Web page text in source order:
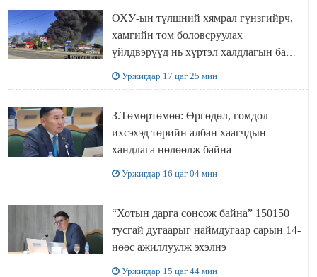
ОХУ-ын түлшний хямрал гүнзгийрч,
хамгийн том боловсруулах
үйлдвэрүүд нь хүртэл халдлагын бай
Уржигдар 17 цаг 25 мин
З.Төмөртөмөө: Өргөдөл, гомдол
ихсэхэд төрийн албан хаагчдын
хандлага нөлөөлж байна
Уржигдар 16 цаг 04 мин
“Хотын дарга сонсож байна” 150150
тусгай дугаарыг наймдугаар сарын 14-
нөөс ажиллуулж эхэлнэ
Уржигдар 15 цаг 44 мин